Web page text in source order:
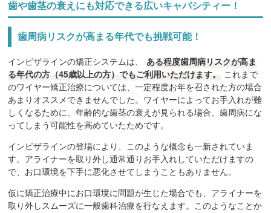
歯や歯茎の衰えにも対応できる広いキャパシティー！
歯周病リスクが高まる年代でも挑戦可能！
インビザラインの矯正システムは、
ある程度歯周病リスクが高ま
る年代の方（45歳以上の方）でもご利用いただけます。
これまで
のワイヤー矯正治療については、一定程度お年を召された方の場合
あまりオススメできませんでした。ワイヤーによってお手入れが難
しくなるために、年齢的な歯茎の衰えが見られる場合、歯周病にな
ってしまう可能性を高めていたためです。
インビザラインの登場により、このような概念も一新されていま
す。アライナーを取り外し通常通りお手入れしていただけますの
で、お口環境を下手に悪化させてしまうこともありません。
仮に矯正治療中にお口環境に問題が生じた場合でも、アライナーを
取り外しスムーズに一般歯科治療を行なえます。このようなことか